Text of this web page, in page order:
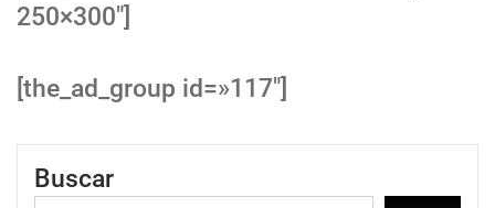
250×300″]
[the_ad_group id=»117″]
Buscar